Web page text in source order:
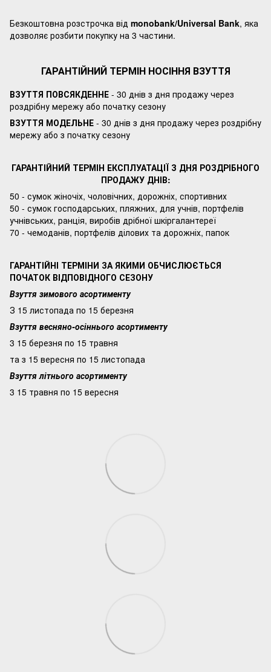
Безкоштовна розстрочка від monobank/Universal Bank, яка
дозволяє розбити покупку на 3 частини.
ГАРАНТІЙНИЙ ТЕРМІН НОСІННЯ ВЗУТТЯ
ВЗУТТЯ ПОВСЯКДЕННЕ - 30 днів з дня продажу через
роздрібну мережу або початку сезону
ВЗУТТЯ МОДЕЛЬНЕ - 30 днів з дня продажу через роздрібну
мережу або з початку сезону
ГАРАНТІЙНИЙ ТЕРМІН ЕКСПЛУАТАЦІЇ З ДНЯ РОЗДРІБНОГО
ПРОДАЖУ ДНІВ:
50 - сумок жіночіх, чоловічних, дорожніх, спортивних
50 - сумок господарських, пляжних, для учнів, портфелів
учнівських, ранція, виробів дрібної шкіргалантереї
70 - чемоданів, портфелів ділових та дорожніх, папок
ГАРАНТІЙНІ ТЕРМІНИ ЗА ЯКИМИ ОБЧИСЛЮЄТЬСЯ
ПОЧАТОК ВІДПОВІДНОГО СЕЗОНУ
Взуття зимового асортименту
З 15 листопада по 15 березня
Взуття весняно-осіннього асортименту
3 15 березня по 15 травня
та з 15 вересня по 15 листопада
Взуття літнього асортименту
3 15 травня по 15 вересня